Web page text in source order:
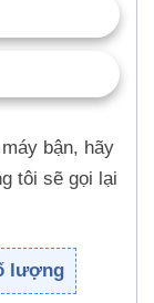
bận, hãy
tôi sẽ gọi lại
lượng